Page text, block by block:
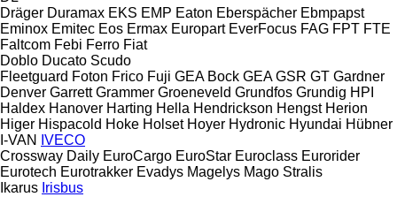
Dräger Duramax EKS EMP Eaton Eberspächer Ebmpapst
Eminox Emitec Eos Ermax Europart EverFocus FAG FPT FTE
Faltcom Febi Ferro Fiat
Doblo Ducato Scudo
Fleetguard Foton Frico Fuji GEA Bock GEA GSR GT Gardner
Denver Garrett Grammer Groeneveld Grundfos Grundig HPI
Haldex Hanover Harting Hella Hendrickson Hengst Herion
Higer Hispacold Hoke Holset Hoyer Hydronic Hyundai Hübner
I-VAN
IVECO
Crossway Daily EuroCargo EuroStar Euroclass Eurorider
Eurotech Eurotrakker Evadys Magelys Mago Stralis
Ikarus Irisbus